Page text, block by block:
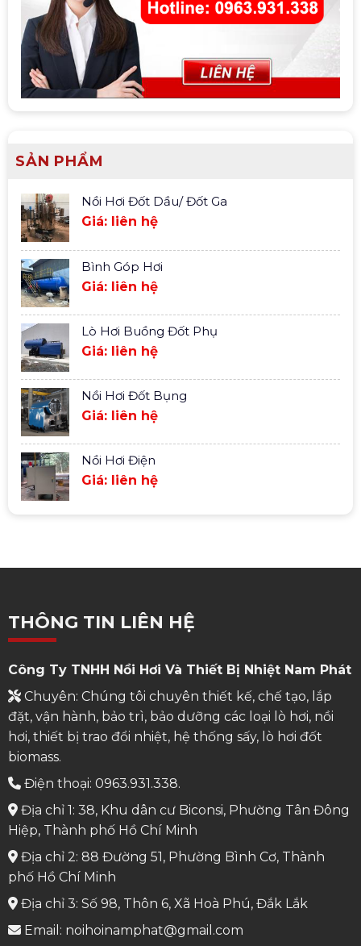
SẢN PHẨM
Nồi Hơi Đốt Dầu/ Đốt Ga
Giá: liên hệ
Bình Góp Hơi
Giá: liên hệ
Lò Hơi Buồng Đốt Phụ
Giá: liên hệ
Nồi Hơi Đốt Bụng
Giá: liên hệ
Nồi Hơi Điện
Giá: liên hệ
THÔNG TIN LIÊN HỆ
Công Ty TNHH Nồi Hơi Và Thiết Bị Nhiệt Nam Phát
Chuyên: Chúng tôi chuyên thiết kế, chế tạo, lắp
đặt, vận hành, bảo trì, bảo dưỡng các loại lò hơi, nồi
hơi, thiết bị trao đổi nhiệt, hệ thống sấy, lò hơi đốt
biomass.
Điện thoại: 0963.931.338.
Địa chỉ 1: 38, Khu dân cư Biconsi, Phường Tân Đông
Hiệp, Thành phố Hồ Chí Minh
Địa chỉ 2: 88 Đường 51, Phường Bình Cơ, Thành
phố Hồ Chí Minh
Địa chỉ 3: Số 98, Thôn 6, Xã Hoà Phú, Đắk Lắk
Email: noihoinamphat@gmail.com